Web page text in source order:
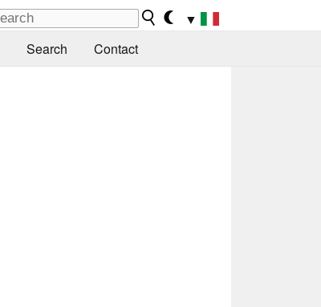
▼
Search Contact